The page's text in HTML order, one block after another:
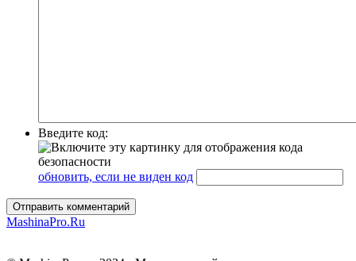
Введите код:
обновить, если не виден код
Отправить комментарий
MashinaPro.Ru